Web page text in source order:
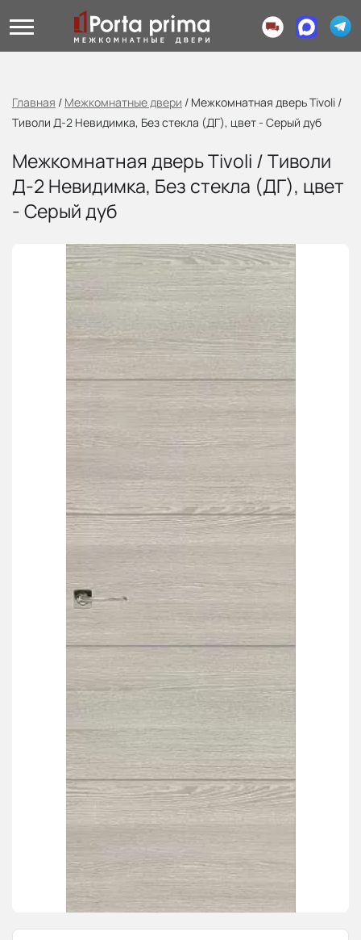
Главная / Межкомнатные двери / Межкомнатная дверь Tivoli /
Тиволи Д-2 Невидимка, Без стекла (ДГ), цвет - Серый дуб
Межкомнатная дверь Tivoli / Тиволи
Д-2 Невидимка, Без стекла (ДГ), цвет
- Серый дуб